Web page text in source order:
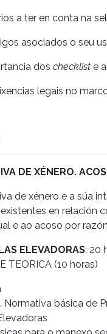
a ter en conta na
asociados o seu
dos checklist e
legais no
DE XÉNERO.
de xénero e a súa
en relación
e ao acoso por
ELEVADORAS: 20
TEORICA (10 horas)
Normativa básica de